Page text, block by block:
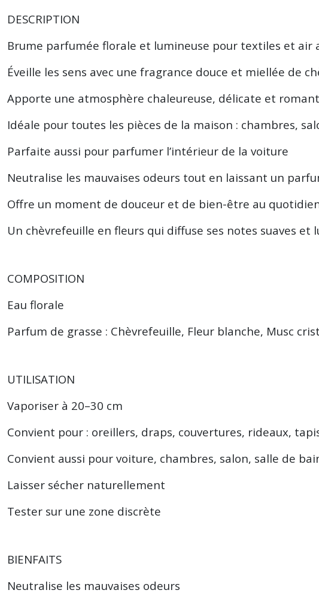
DESCRIPTION
Brume parfumée florale et lumineuse pour textiles et air
Éveille les sens avec une fragrance douce et miellée de
Apporte une atmosphère chaleureuse, délicate et
Idéale pour toutes les pièces de la maison : chambres,
Parfaite aussi pour parfumer l’intérieur de la voiture
Neutralise les mauvaises odeurs tout en laissant un
Offre un moment de douceur et de bien-être au
Un chèvrefeuille en fleurs qui diffuse ses notes suaves
COMPOSITION
Eau florale
Parfum de grasse : Chèvrefeuille, Fleur blanche, Musc
UTILISATION
Vaporiser à 20–30 cm
Convient pour : oreillers, draps, couvertures, rideaux,
Convient aussi pour voiture, chambres, salon, salle de
Laisser sécher naturellement
Tester sur une zone discrète
BIENFAITS
Neutralise les mauvaises odeurs